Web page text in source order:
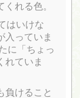
れる色。
はいけな
入っていま
に「ちょっ
れていま
負けること